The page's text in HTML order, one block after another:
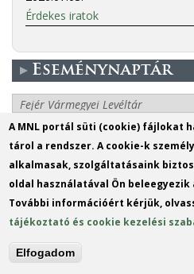
Érdekes iratok
Eseménynaptár
More events
MO
TU WE TH
3
4 5 6
17
18
A MNL portál süti (cookie) fájlokat
tárol a rendszer. A cookie-k
alkalmasak, szolgáltatásaink
oldal használatával Ön
További információért kérjük,
tájékoztató és cookie kezelési
Elfogadom